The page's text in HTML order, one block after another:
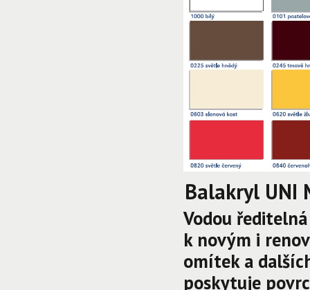
Balakryl UNI
Vodou
k novým i
omítek a
poskytuje